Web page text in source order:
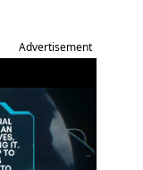
Advertisement